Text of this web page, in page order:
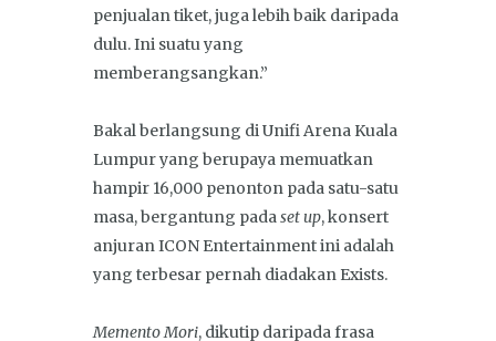
penjualan tiket, juga lebih baik daripada
dulu. Ini suatu yang
memberangsangkan.”
Bakal berlangsung di Unifi Arena Kuala
Lumpur yang berupaya memuatkan
hampir 16,000 penonton pada satu-satu
masa, bergantung padaset up, konsert
anjuran ICON Entertainment ini adalah
yang terbesar pernah diadakan Exists.
Memento Mori, dikutip daripada frasa